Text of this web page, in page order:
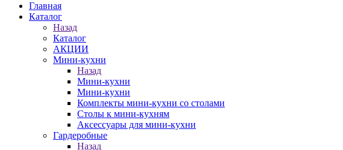
Главная
Каталог
Назад
Каталог
АКЦИИ
Мини-кухни
Назад
Мини-кухни
Мини-кухни
Комплекты мини-кухни со столами
Столы к мини-кухням
Аксессуары для мини-кухни
Гардеробные
Назад